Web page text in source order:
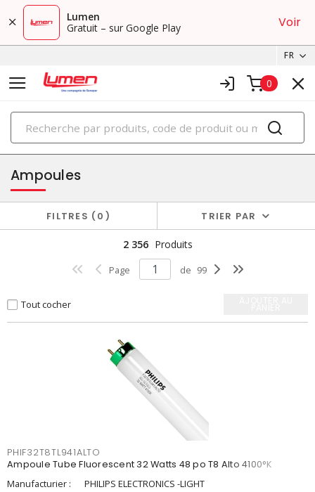
Lumen
Gratuit – sur Google Play
Voir
FR
0
PRODUITS
éclairage
Ampoules
FILTRES 0 TRIER PAR
2 356 Produits
Page de 99
Tout cocher
PHIF32T8TL941ALTO
Ampoule Tube Fluorescent 32 Watts 48 po T8 Alto 4100°K
Manufacturier :
PHILIPS ELECTRONICS -LIGHT